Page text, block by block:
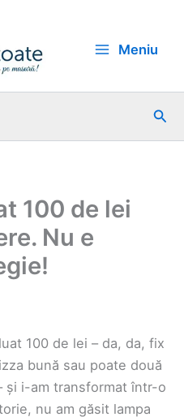
Meniu
100 de lei
Nu e
100 de lei – da, da, fix
bună sau poate două
și i-am transformat într-o
nu am găsit lampa